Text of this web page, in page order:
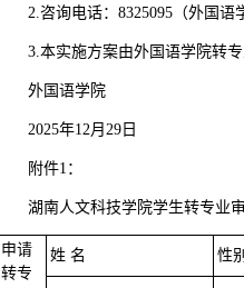
2.咨询电话：8325095（外国
3.本实施方案由外国语学院转
外国语学院
2025年12月29日
附件1：
湖南人文科技学院学生转专业
申请
转专
姓 名 性